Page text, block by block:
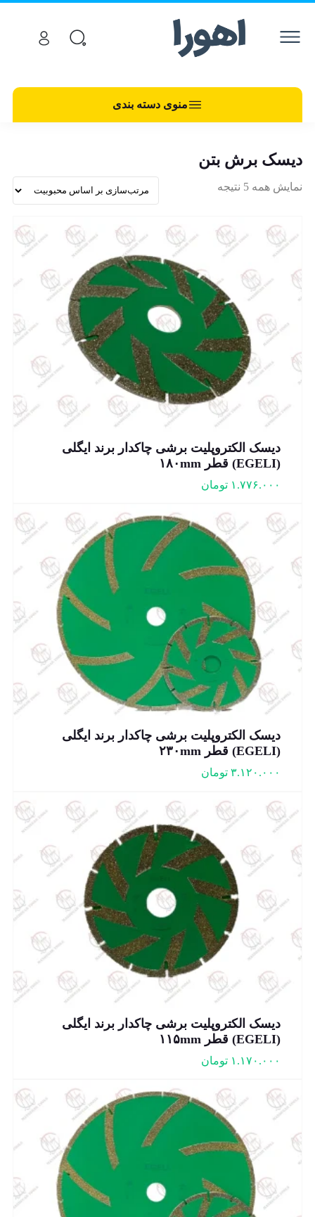
منوی دسته بندی
دیسک برش بتن
نمایش همه 5 نتیجه
دیسک الکتروپلیت برشی چاکدار برند ایگلی
(EGELI) قطر ۱۸۰mm
۱.۷۷۶.۰۰۰ تومان
دیسک الکتروپلیت برشی چاکدار برند ایگلی
(EGELI) قطر ۲۳۰mm
۳.۱۲۰.۰۰۰ تومان
دیسک الکتروپلیت برشی چاکدار برند ایگلی
(EGELI) قطر ۱۱۵mm
۱.۱۷۰.۰۰۰ تومان